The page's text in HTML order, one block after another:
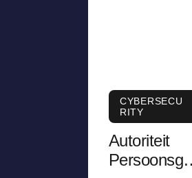
CYBERSECU
RITY
Autoriteit
Persoonsge